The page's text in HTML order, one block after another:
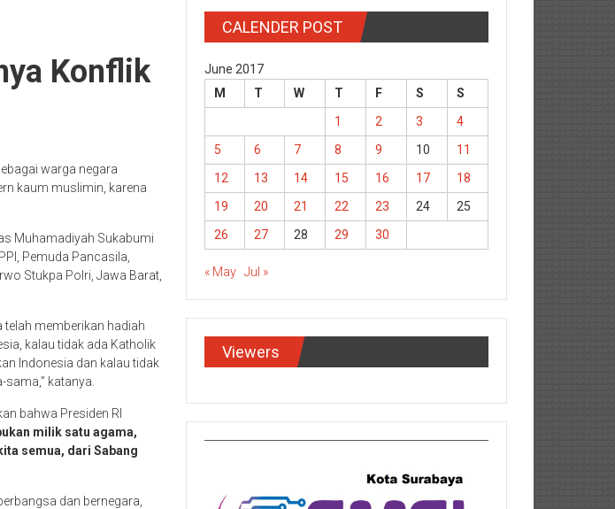
Konflik
warga negara
kaum muslimin, karena
Muhamadiyah Sukabumi
Pemuda Pancasila,
Stukpa Polri, Jawa Barat,
telah memberikan hadiah
kalau tidak ada Katholik
Indonesia dan kalau tidak
katanya.
bahwa Presiden RI
milik satu agama,
semua, dari Sabang
dan bernegara,
CALENDER POST
June 2017
M
T W T F S
S
1
2 3
4
5
6 7 8 9 10
11
12
13 14 15 16 17
18
19
20 21 22 23 24
25
26
27 28 29 30
« May Jul »
Viewers